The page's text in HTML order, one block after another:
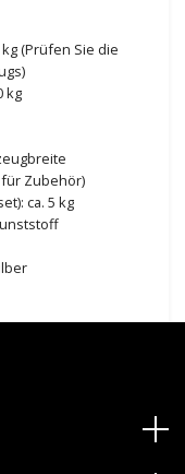
(Prüfen Sie die
kg
für Zubehör)
ca. 5 kg